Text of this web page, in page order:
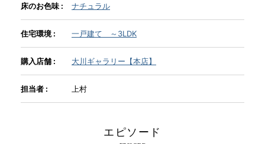
INFORMATION
MOKUBA CHANNEL
よくあるご質問
床のお色味 : ナチュラル
住宅環境 : 一戸建て ～3LDK
購入店舗 : 大川ギャラリー【本店】
担当者 : 上村
エピソード